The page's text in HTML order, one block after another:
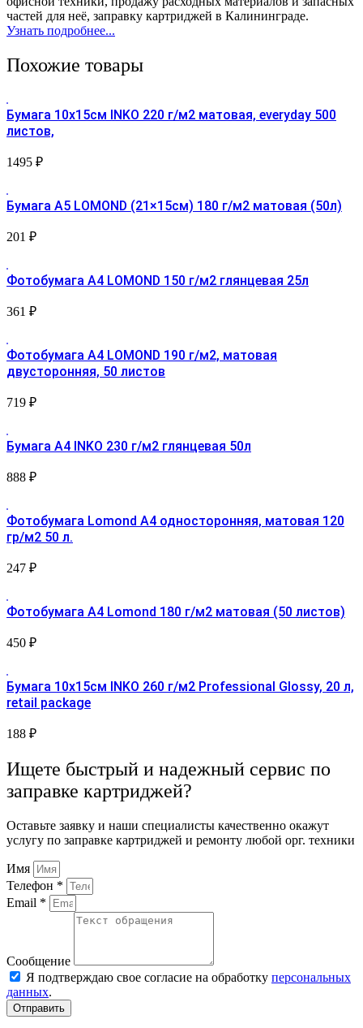
частей для неё, заправку картриджей в Калининграде.
Узнать подробнее...
Похожие товары
Бумага 10х15см INKO 220 г/м2 матовая, everyday 500
листов,
1495 ₽
Бумага A5 LOMOND (21×15см) 180 г/м2 матовая (50л)
201 ₽
Фотобумага A4 LOMOND 150 г/м2 глянцевая 25л
361 ₽
Фотобумага A4 LOMOND 190 г/м2, матовая
двусторонняя, 50 листов
719 ₽
Бумага A4 INKO 230 г/м2 глянцевая 50л
888 ₽
Фотобумага Lomond A4 односторонняя, матовая 120
гр/м2 50 л.
247 ₽
Фотобумага A4 Lomond 180 г/м2 матовая (50 листов)
450 ₽
Бумага 10х15см INKO 260 г/м2 Professional Glossy, 20 л,
retail package
188 ₽
Ищете быстрый и надежный сервис по
заправке картриджей?
Оставьте заявку и наши специалисты качественно окажут
услугу по заправке картриджей и ремонту любой орг. техники
Имя
Телефон *
Email *
Сообщение
Я подтверждаю свое согласие на обработку персональных
данных.
Отправить